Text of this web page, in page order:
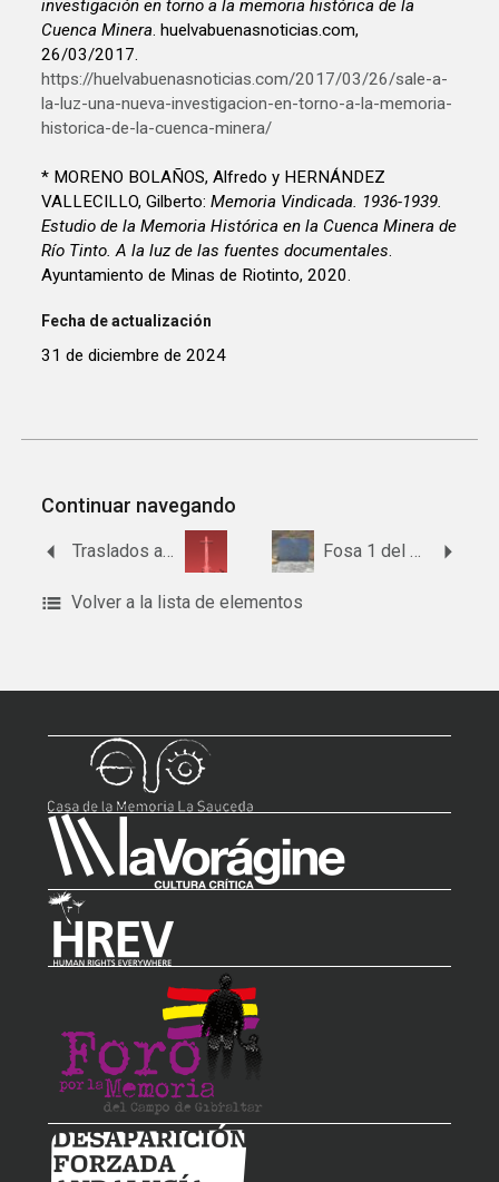
investigación en torno a la memoria histórica de la
Cuenca Minera. huelvabuenasnoticias.com,
26/03/2017.
https://huelvabuenasnoticias.com/2017/03/26/sale-a-
la-luz-una-nueva-investigacion-en-torno-a-la-memoria-
historica-de-la-cuenca-minera/
* MORENO BOLAÑOS, Alfredo y HERNÁNDEZ
VALLECILLO, Gilberto:Memoria Vindicada. 1936-1939.
Estudio de la Memoria Histórica en la Cuenca Minera de
Río Tinto. A la luz de las fuentes documentales.
Ayuntamiento de Minas de Riotinto, 2020.
Fecha de actualización
31 de diciembre de 2024
Continuar navegando
Traslados al Valle de Cuelgamuros desde Beas Fosa 1 del paraje de Valdelamusa
Volver a la lista de elementos